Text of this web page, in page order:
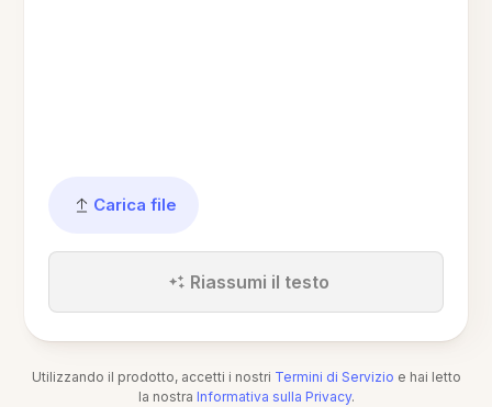
Carica file
Riassumi il testo
Utilizzando il prodotto, accetti i nostri Termini di Servizio e hai letto
la nostra Informativa sulla Privacy.